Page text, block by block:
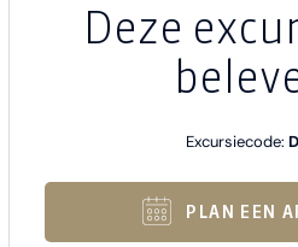
Deze
Excursiecode:
PLAN EEN